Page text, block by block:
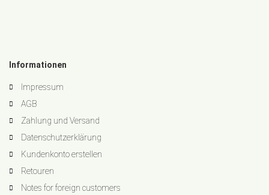
Informationen
Impressum
AGB
Zahlung und Versand
Datenschutzerklärung
Kundenkonto erstellen
Retouren
Notes for foreign customers